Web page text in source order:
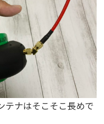
テナはそこそこ長めで